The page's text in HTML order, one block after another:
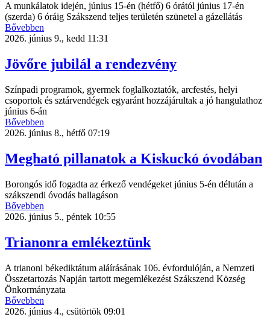
A munkálatok idején, június 15-én (hétfő) 6 órától június 17-én
(szerda) 6 óráig Szákszend teljes területén szünetel a gázellátás
Bővebben
2026. június 9., kedd 11:31
Jövőre jubilál a rendezvény
Színpadi programok, gyermek foglalkoztatók, arcfestés, helyi
csoportok és sztárvendégek egyaránt hozzájárultak a jó hangulathoz
június 6-án
Bővebben
2026. június 8., hétfő 07:19
Megható pillanatok a Kiskuckó óvodában
Borongós idő fogadta az érkező vendégeket június 5-én délután a
szákszendi óvodás ballagáson
Bővebben
2026. június 5., péntek 10:55
Trianonra emlékeztünk
A trianoni békediktátum aláírásának 106. évfordulóján, a Nemzeti
Összetartozás Napján tartott megemlékezést Szákszend Község
Önkormányzata
Bővebben
2026. június 4., csütörtök 09:01